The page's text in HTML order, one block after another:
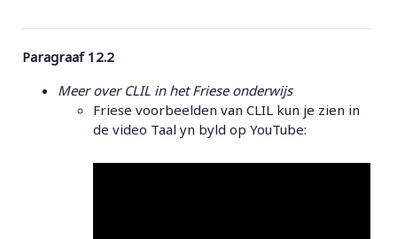
Paragraaf 12.2
Meer over CLIL in het Friese onderwijs
Friese voorbeelden van CLIL kun je zien in
de video Taal yn byld op YouTube: